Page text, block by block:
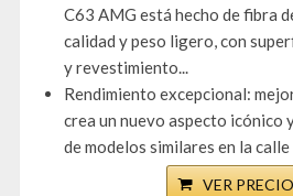
C63 AMG está hecho de fibra
calidad y peso ligero, con
y revestimiento...
Rendimiento excepcional:
crea un nuevo aspecto icónico
de modelos similares en la calle
VER